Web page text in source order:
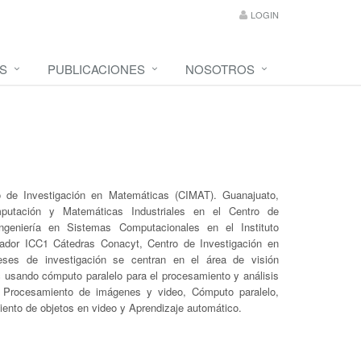
LOGIN
PUBLICACIONES NOSOTROS
Investigación en Matemáticas (CIMAT). Guanajuato,
y Matemáticas Industriales en el Centro de
en Sistemas Computacionales en el Instituto
ICC1 Cátedras Conacyt, Centro de Investigación en
de investigación se centran en el área de visión
cómputo paralelo para el procesamiento y análisis
de imágenes y video, Cómputo paralelo,
de objetos en video y Aprendizaje automático.